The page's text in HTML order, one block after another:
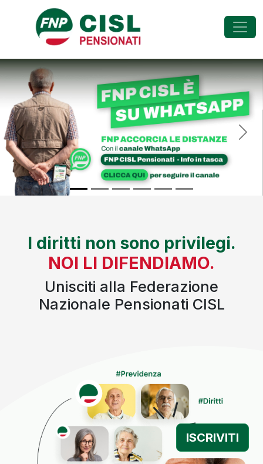
FNP - Federazione
Previous Next
I diritti non sono privilegi.
NOI LI DIFENDIAMO.
Unisciti alla Federazione
Nazionale Pensionati CISL
ISCRIVITI